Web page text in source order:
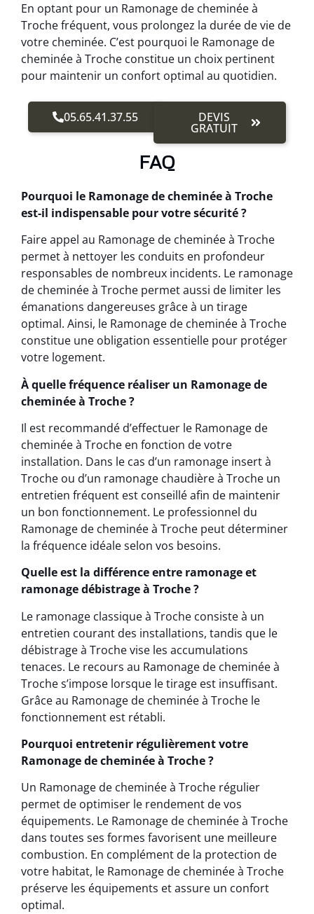
En optant pour un Ramonage de cheminée à
Troche fréquent, vous prolongez la durée de vie de
votre cheminée. C’est pourquoi le Ramonage de
cheminée à Troche constitue un choix pertinent
pour maintenir un confort optimal au quotidien.
05.65.41.37.55 DEVIS
GRATUIT
FAQ
Pourquoi le Ramonage de cheminée à Troche
est-il indispensable pour votre sécurité ?
Faire appel au Ramonage de cheminée à Troche
permet à nettoyer les conduits en profondeur
responsables de nombreux incidents. Le ramonage
de cheminée à Troche permet aussi de limiter les
émanations dangereuses grâce à un tirage
optimal. Ainsi, le Ramonage de cheminée à Troche
constitue une obligation essentielle pour protéger
votre logement.
À quelle fréquence réaliser un Ramonage de
cheminée à Troche ?
Il est recommandé d’effectuer le Ramonage de
cheminée à Troche en fonction de votre
installation. Dans le cas d’un ramonage insert à
Troche ou d’un ramonage chaudière à Troche un
entretien fréquent est conseillé afin de maintenir
un bon fonctionnement. Le professionnel du
Ramonage de cheminée à Troche peut déterminer
la fréquence idéale selon vos besoins.
Quelle est la différence entre ramonage et
ramonage débistrage à Troche ?
Le ramonage classique à Troche consiste à un
entretien courant des installations, tandis que le
débistrage à Troche vise les accumulations
tenaces. Le recours au Ramonage de cheminée à
Troche s’impose lorsque le tirage est insuffisant.
Grâce au Ramonage de cheminée à Troche le
fonctionnement est rétabli.
Pourquoi entretenir régulièrement votre
Ramonage de cheminée à Troche ?
Un Ramonage de cheminée à Troche régulier
permet de optimiser le rendement de vos
équipements. Le Ramonage de cheminée à Troche
dans toutes ses formes favorisent une meilleure
combustion. En complément de la protection de
votre habitat, le Ramonage de cheminée à Troche
préserve les équipements et assure un confort
optimal.